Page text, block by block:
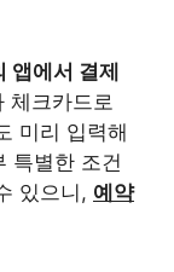
앱에서 결제
체크카드로
미리 입력해
특별한 조건
있으니, 예약